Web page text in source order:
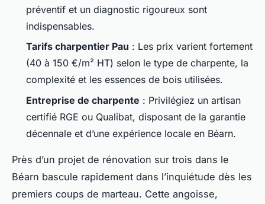
préventif et un diagnostic rigoureux sont
indispensables.
Tarifs charpentier Pau : Les prix varient fortement
(40 à 150 €/m² HT) selon le type de charpente, la
complexité et les essences de bois utilisées.
Entreprise de charpente : Privilégiez un artisan
certifié RGE ou Qualibat, disposant de la garantie
décennale et d’une expérience locale en Béarn.
Près d’un projet de rénovation sur trois dans le
Béarn bascule rapidement dans l’inquiétude dès les
premiers coups de marteau. Cette angoisse,